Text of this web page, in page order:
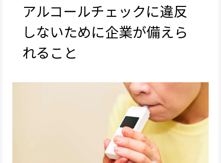
アルコールチェックに違反
しないために企業が備えら
れること